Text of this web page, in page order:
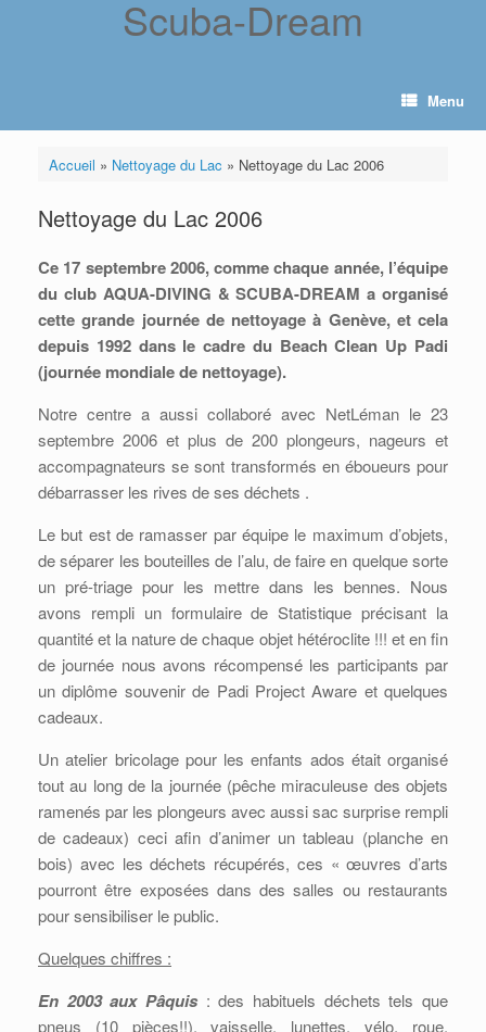
Scuba-Dream
Menu
Accueil » Nettoyage du Lac » Nettoyage du Lac 2006
Nettoyage du Lac 2006
Ce 17 septembre 2006, comme chaque année, l’équipe
du club AQUA-DIVING & SCUBA-DREAM a organisé
cette grande journée de nettoyage à Genève, et cela
depuis 1992 dans le cadre du Beach Clean Up Padi
(journée mondiale de nettoyage).
Notre centre a aussi collaboré avec NetLéman le 23
septembre 2006 et plus de 200 plongeurs, nageurs et
accompagnateurs se sont transformés en éboueurs pour
débarrasser les rives de ses déchets .
Le but est de ramasser par équipe le maximum d’objets,
de séparer les bouteilles de l’alu, de faire en quelque sorte
un pré-triage pour les mettre dans les bennes. Nous
avons rempli un formulaire de Statistique précisant la
quantité et la nature de chaque objet hétéroclite !!! et en fin
de journée nous avons récompensé les participants par
un diplôme souvenir de Padi Project Aware et quelques
cadeaux.
Un atelier bricolage pour les enfants ados était organisé
tout au long de la journée (pêche miraculeuse des objets
ramenés par les plongeurs avec aussi sac surprise rempli
de cadeaux) ceci afin d’animer un tableau (planche en
bois) avec les déchets récupérés, ces « œuvres d’arts
pourront être exposées dans des salles ou restaurants
pour sensibiliser le public.
Quelques chiffres :
En 2003 aux Pâquis : des habituels déchets tels que
pneus (10 pièces!!), vaisselle, lunettes, vélo, roue,